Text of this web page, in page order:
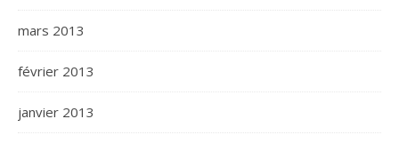
mars 2013
février 2013
janvier 2013